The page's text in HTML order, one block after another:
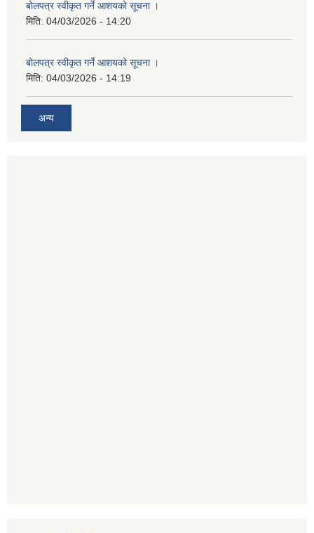
बोलपत्र स्वीकृत गर्ने आशयको सूचना ।
मिति: 04/03/2026 - 14:20
बोलपत्र स्वीकृत गर्ने आशयको सूचना ।
मिति: 04/03/2026 - 14:19
अन्य